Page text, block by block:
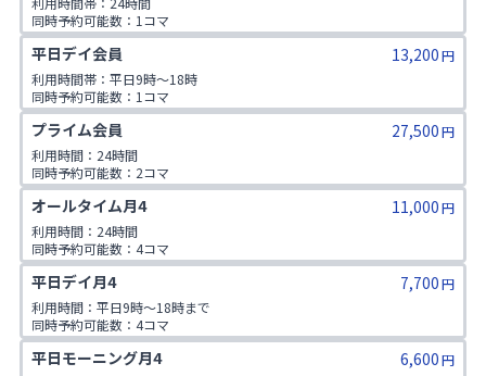
同時予約可能数：1コマ
1日利用可能数：2コマ
非会員同伴：1名まで
平日デイ会員 13,200円
利用時間帯：平日9時〜18時
同時予約可能数：1コマ
1日利用可能数：2コマ
非会員同伴：1名まで
プライム会員 27,500円
利用時間：24時間
同時予約可能数：2コマ
1日利用可能数：3コマ
非会員同伴：3名まで
オールタイム月4 11,000円
利用時間：24時間
同時予約可能数：4コマ
1日利用可能数：2コマ
非会員同伴：1名まで
平日デイ月4 7,700円
利用時間：平日9時〜18時まで
同時予約可能数：4コマ
1日の利用回数：2コマ
非会員同伴：1名まで
平日モーニング月4 6,600円